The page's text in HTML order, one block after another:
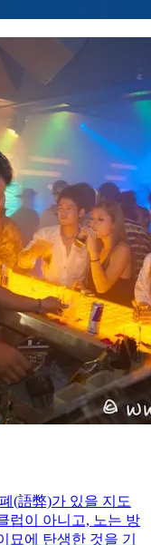
(語弊)가 있을 지도
럽이 아니고, 노는 방
묘에 탄생한 것을 기